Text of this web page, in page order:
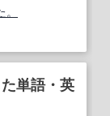
単語・英